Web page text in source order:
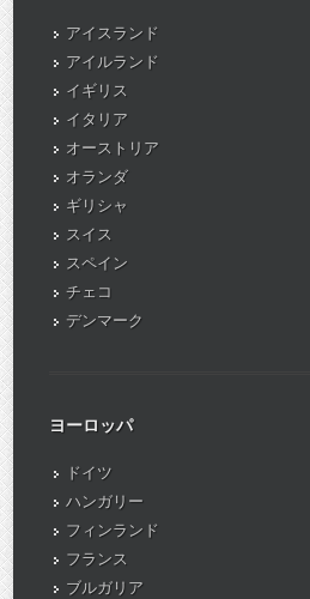
アイスランド
アイルランド
イギリス
イタリア
オーストリア
オランダ
ギリシャ
スイス
スペイン
チェコ
デンマーク
ヨーロッパ
ドイツ
ハンガリー
フィンランド
フランス
ブルガリア